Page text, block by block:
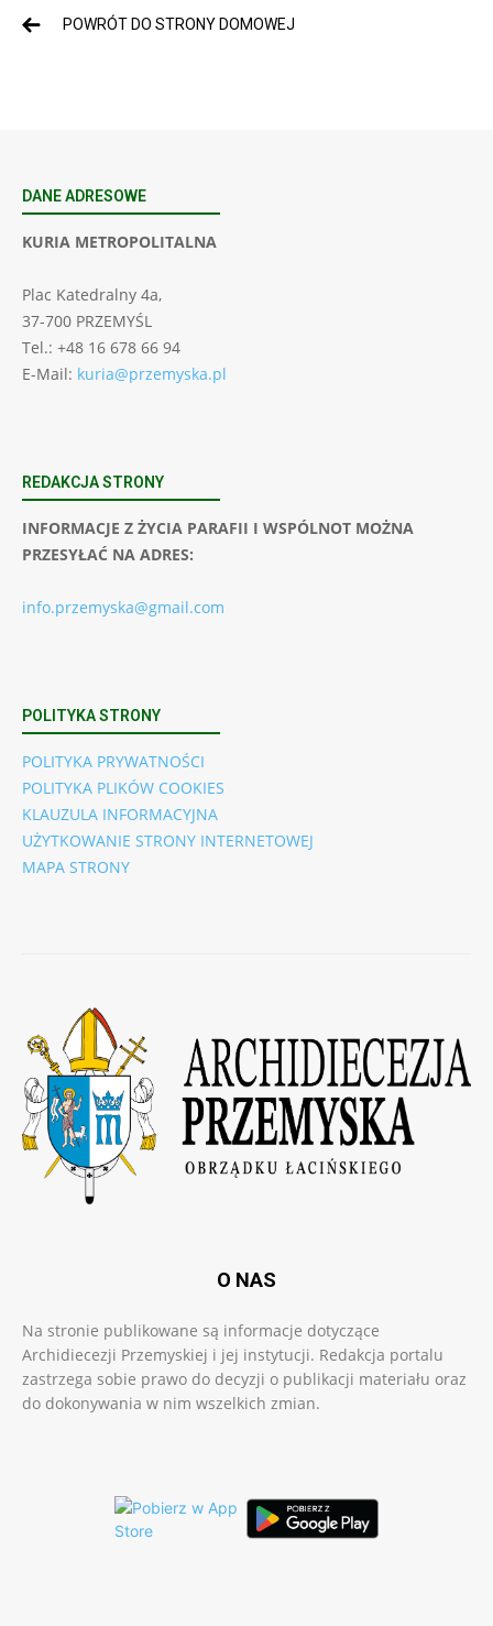
POWRÓT DO STRONY DOMOWEJ
DANE ADRESOWE
KURIA METROPOLITALNA
Plac Katedralny 4a,
37-700 PRZEMYŚL
Tel.: +48 16 678 66 94
E-Mail: kuria@przemyska.pl
REDAKCJA STRONY
INFORMACJE Z ŻYCIA PARAFII I WSPÓLNOT MOŻNA
PRZESYŁAĆ NA ADRES:
info.przemyska@gmail.com
POLITYKA STRONY
POLITYKA PRYWATNOŚCI
POLITYKA PLIKÓW COOKIES
KLAUZULA INFORMACYJNA
UŻYTKOWANIE STRONY INTERNETOWEJ
MAPA STRONY
O NAS
Na stronie publikowane są informacje dotyczące
Archidiecezji Przemyskiej i jej instytucji. Redakcja portalu
zastrzega sobie prawo do decyzji o publikacji materiału oraz
do dokonywania w nim wszelkich zmian.